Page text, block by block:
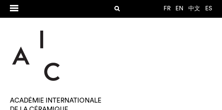
FR EN 中文 ES
ACADÉMIE INTERNATIONALE